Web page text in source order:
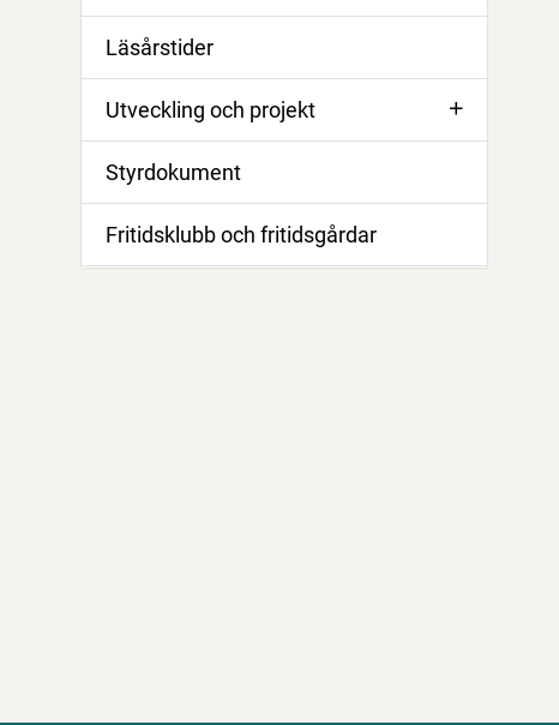
Läsårstider
Utveckling och projekt
Styrdokument
Fritidsklubb och fritidsgårdar